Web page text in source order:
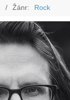
/ Žánr: Rock